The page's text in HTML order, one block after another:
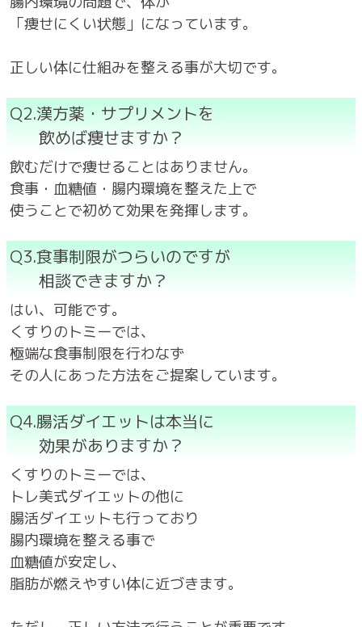
「痩せにくい状態」になっています。
正しい体に仕組みを整える事が大切です。
Q2.漢方薬・サプリメントを
飲めば痩せますか？
飲むだけで痩せることはありません。
食事・血糖値・腸内環境を整えた上で
使うことで初めて効果を発揮します。
Q3.食事制限がつらいのですが
相談できますか？
はい、可能です。
くすりのトミーでは、
極端な食事制限を行わなず
その人にあった方法をご提案しています。
Q4.腸活ダイエットは本当に
効果がありますか？
くすりのトミーでは、
トレ美式ダイエットの他に
腸活ダイエットも行っており
腸内環境を整える事で
血糖値が安定し、
脂肪が燃えやすい体に近づきます。